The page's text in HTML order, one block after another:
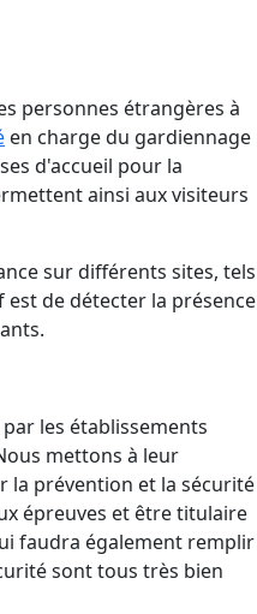
personnes étrangères à
en charge du gardiennage
d'accueil pour la
ainsi aux visiteurs
sur différents sites, tels
est de détecter la présence
les établissements
mettons à leur
la prévention et la sécurité
épreuves et être titulaire
faudra également remplir
sont tous très bien